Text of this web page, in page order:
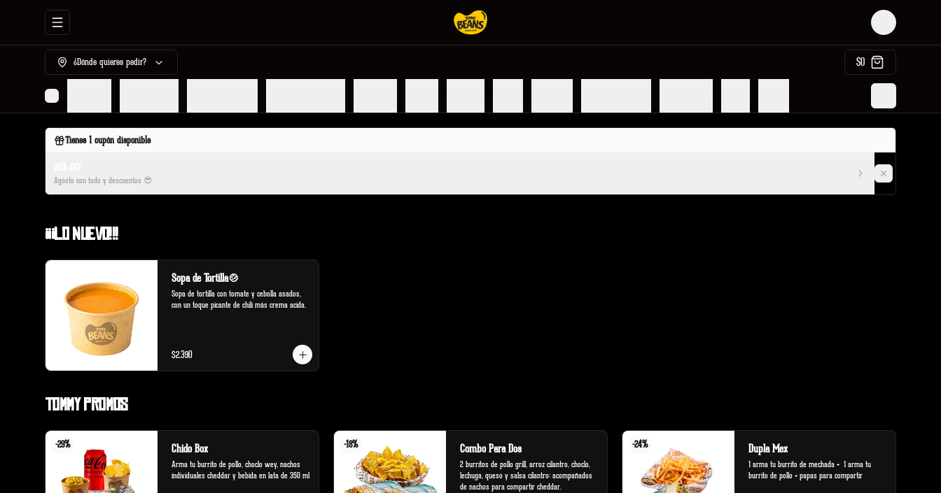
Abrir menu de navegación Login
¿Dónde quieres pedir? $0
Tienes1 cupón disponible
Agosto con todo y descuentos 😎
¡¡¡Lo Nuevo!!!
Sopa de Tortilla🍲
Sopa de tortilla con tomate y cebolla asados,
con un toque picante de chili más crema acida.
$2.390
Tommy Promos
-29% Chido Box
Arma tu burrito de pollo, choclo wey, nachos
individuales cheddar y bebida en lata de 350 ml
-18% Combo Para Dos
2 burritos de pollo grill, arroz cilantro, choclo,
lechuga, queso y salsa cilantro; acompañados
de nachos para compartir cheddar.
-24% Dupla Mex
1 arma tu burrito de mechada +  1 arma tu
burrito de pollo + papas para compartir